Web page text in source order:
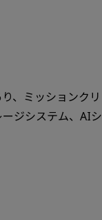
、ミッションクリ
ジシステム、AIシ